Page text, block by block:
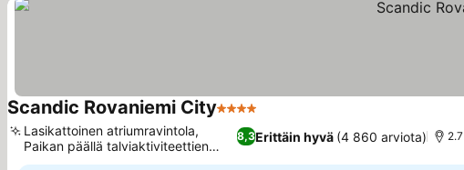
Scandic Rovaniemi City4 Tähtiluokitus
8,3Erittäin hyvä (4 860 arviota)
Lasikattoinen atriumravintola,
Paikan päällä talviaktiviteettien
vuokraus